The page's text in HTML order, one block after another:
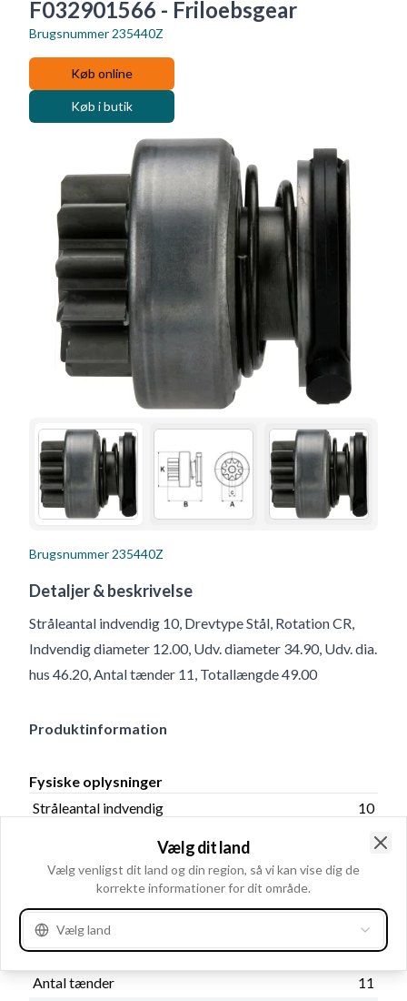
F032901566 - Friloebsgear
Brugsnummer 235440Z
Køb online
Køb i butik
Brugsnummer 235440Z
Detaljer & beskrivelse
Stråleantal indvendig 10, Drevtype Stål, Rotation CR,
Indvendig diameter 12.00, Udv. diameter 34.90, Udv. dia.
hus 46.20, Antal tænder 11, Totallængde 49.00
Produktinformation
Fysiske oplysninger
Stråleantal indvendig
10
Rotation
CR
Indvendig diameter
Udv. diameter
34.90
Udv. dia. hus
46.20
Antal tænder
11
Vælg dit land
Vælg venligst dit land og din region, så vi kan vise dig de
korrekte informationer for dit område.
Vælg land